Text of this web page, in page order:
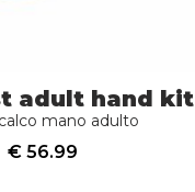
adult hand kit
mano adulto
€ 56.99